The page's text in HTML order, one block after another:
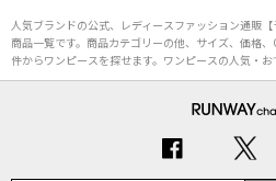
人気ブランドの公式、レディースファッション通販
商品一覧です。商品カテゴリーの他、サイズ、価格
件からワンピースを探せます。ワンピースの人気・お